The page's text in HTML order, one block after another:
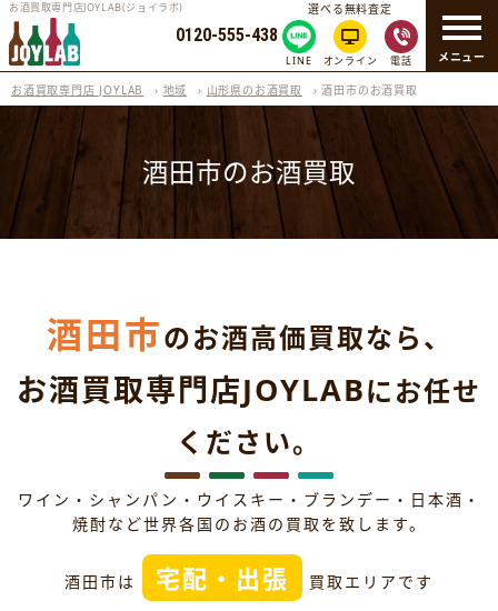
メニュー
お酒買取専門店JOYLAB(ジョイラボ)
0120-555-438
選べる無料査定
LINE オンライン 電話
お酒買取専門店 JOYLAB › 地域 › 山形県のお酒買取 ›酒田市のお酒買取
酒田市のお酒買取
酒田市のお酒高価買取なら、
お酒買取専門店JOYLABにお任せ
ください。
ワイン・シャンパン・ウイスキー・ブランデー・日本酒・
焼酎など世界各国のお酒の買取を致します。
酒田市は 宅配・出張 買取エリアです